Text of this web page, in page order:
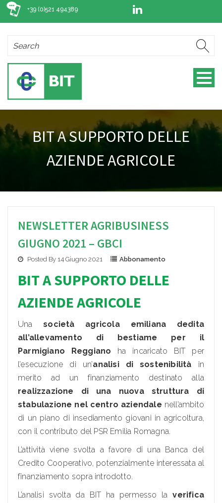
+39 (0)521 494389
BIT A SUPPORTO DELLE
AZIENDE AGRICOLE
NEWSLETTER AGRIBUSINESS
GIUGNO 2021 – GBCI
Posted By 14 Giugno 2021 Abbonamento
BIT A SUPPORTO DELLE
AZIENDE AGRICOLE
Unasocietà agricola emiliana dedita
all’allevamento di bestiame per il
Parmigiano Reggiano ha incaricato BIT per
l’esecuzione di un’analisi di sostenibilità in
merito ad un finanziamento destinato alla
realizzazione di una nuova struttura di
stabulazione nel centro aziendale nell’ambito
di un piano di insediamento giovani in agricoltura,
con il contributo del PSR Emilia Romagna.
L’attività viene svolta a favore di una Banca del
Credito Cooperativo, potenzialmente interessata al
finanziamento sopra introdotto.
L’analisi svolta da BIT ha permesso laverifica